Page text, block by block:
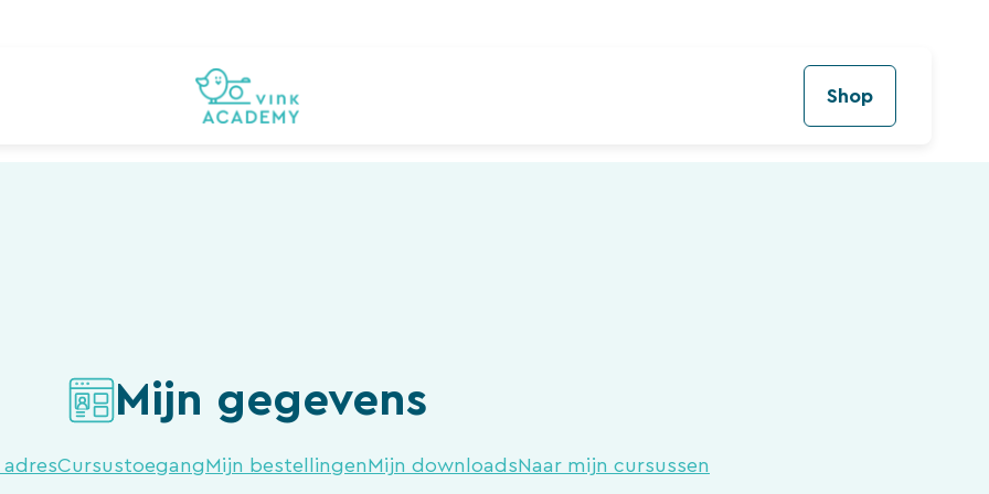
Shop
Mijn gegevens
adresCursustoegangMijn bestellingenMijn downloadsNaar mijn cursussen